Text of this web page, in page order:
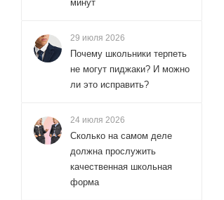
минут
29 июля 2026
Почему школьники терпеть
не могут пиджаки? И можно
ли это исправить?
24 июля 2026
Сколько на самом деле
должна прослужить
качественная школьная
форма